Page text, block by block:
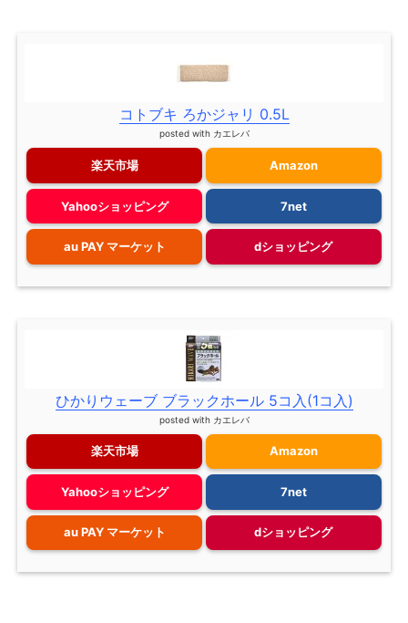
コトブキ ろかジャリ 0.5L
posted with カエレバ
楽天市場 Amazon
Yahooショッピング 7net
au PAY マーケット dショッピング
ひかりウェーブ ブラックホール 5コ入(1コ入)
posted with カエレバ
楽天市場 Amazon
Yahooショッピング 7net
au PAY マーケット dショッピング